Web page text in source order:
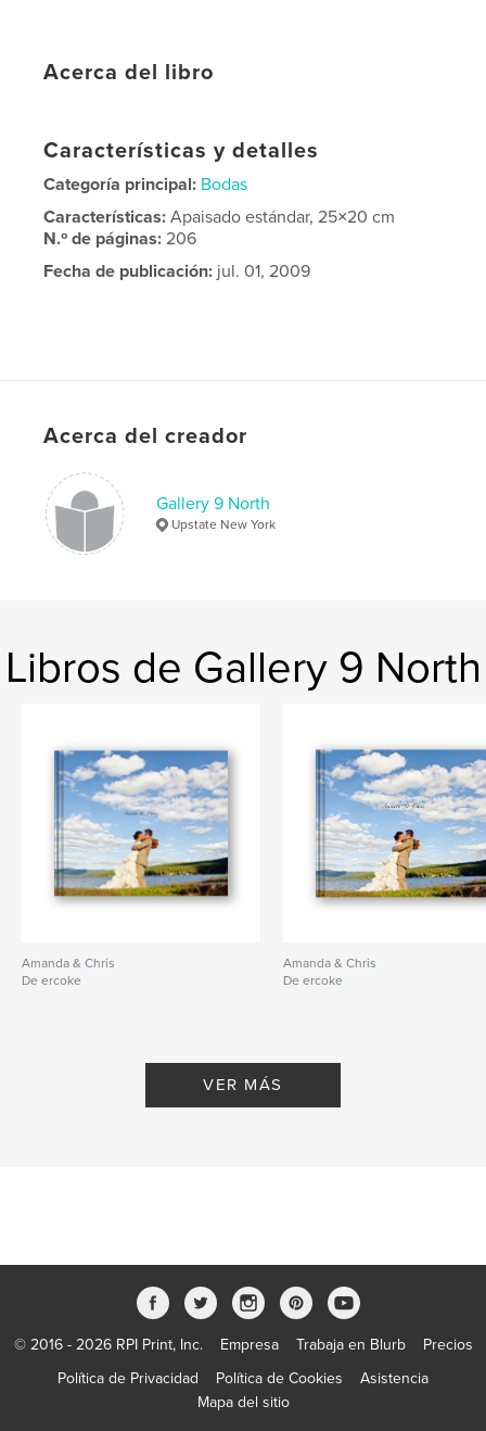
Acerca del libro
Características y detalles
Categoría principal: Bodas
Características:Apaisado estándar, 25×20 cm
N.º de páginas:206
Fecha de publicación: jul. 01, 2009
Acerca del creador
Gallery 9 North
Upstate New York
Libros de Gallery 9 North
Amanda & Chris
De ercoke
Amanda & Chris
De ercoke
VER MÁS
© 2016 - 2026 RPI Print, Inc. Empresa Trabaja en Blurb
Precios
Política de Privacidad
Política de Cookies
Asistencia
Mapa del sitio